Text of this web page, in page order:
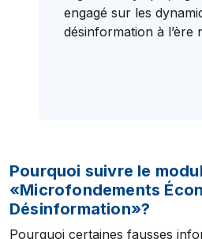
engagé sur les
désinformation à l’ère
Pourquoi suivre le
«Microfondements
Désinformation»?
Pourquoi certaines fausses